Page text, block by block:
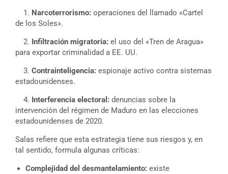
1. Narcoterrorismo: operaciones del llamado «Cartel
de los Soles».
2. Infiltración migratoria: el uso del «Tren de Aragua»
para exportar criminalidad a EE. UU.
3. Contrainteligencia: espionaje activo contra sistemas
estadounidenses.
4. Interferencia electoral: denuncias sobre la
intervención del régimen de Maduro en las elecciones
estadounidenses de 2020.
Salas refiere que esta estrategia tiene sus riesgos y, en
tal sentido, formula algunas críticas:
Complejidad del desmantelamiento: existe